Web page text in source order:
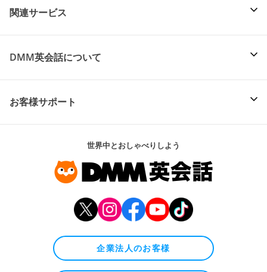
関連サービス
DMM英会話について
お客様サポート
世界中とおしゃべりしよう
企業法人のお客様